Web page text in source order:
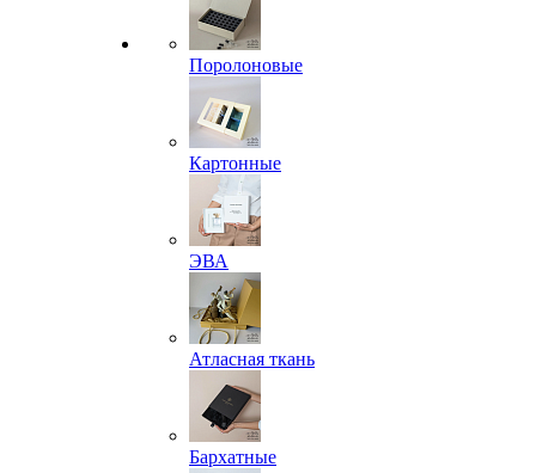
Поролоновые
Картонные
ЭВА
Атласная ткань
Бархатные